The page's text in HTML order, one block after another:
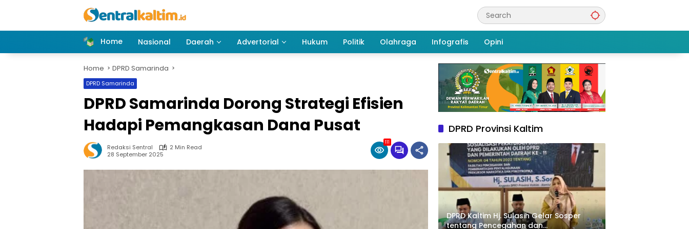
Home
Nasional Daerah Advertorial Hukum Politik Olahraga Infografis Opini
Home DPRD Samarinda
DPRD Samarinda
DPRD Samarinda Dorong Strategi Efisien
Hadapi Pemangkasan Dana Pusat
Redaksi Sentral
2 Min Read
28 September 2025
111
DPRD Provinsi Kaltim
DPRD Kaltim Hj. Sulasih Gelar Sosper
tentang Pencegahan dan